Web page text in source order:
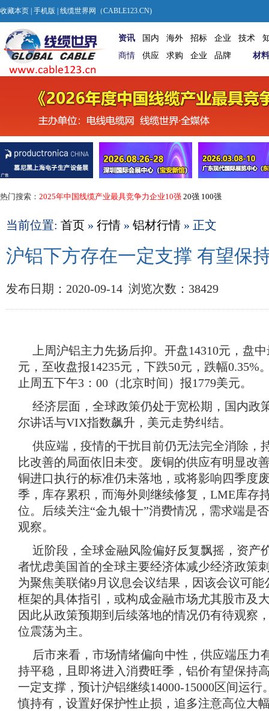
收藏本页 手机版 | 线缆世界网（CABLE123.CN)
资讯 国内 海外 招标 企业 技术
商情
供应 求购 企业 品牌 材料
热门搜索： 2025年中国线缆产业最具竞争力企业10强 20强 100强
当前位置: 首页 » 行情 » 铝材行情 » 正文
沪铝下方存在一定支撑 有望保
发布日期：2020-09-14 浏览次数： 38429
上周沪铝主力先扬后抑。开盘14310元，盘
元，至收盘报14235元，下跌50元，跌幅0.35%
止周五下午3 ： 00 （北京时间）报1779美元。
经济层面，全球政策仍处于宽松期，国内政
尔讲话与VIX指数飙升，美元走势纠结。
供应端，疫情的干扰目前仍无法完全消除，
比改善的局面依旧未变。废铜的供应有明显改
铜进口执行的标准仍未落地，或将影响四季度
季，库存累积，而海外则继续修复， LME库存
位。后续关注“金九银十”消费情况，需求端是
观察。
近阶段，全球金融风险偏好反复飘摇，资产
者忧虑美国首的全球主要经济体减少经济政策
为聚焦美联储9月议息会议结果，因该会议可
框架的具体指引，或构成金融市场尤其股市及
因此从政策预期到后续落地的情况仍有待观察
位震荡为主。
后市来看，市场情绪偏向中性，供应端压力
持平稳，且即将进入消费旺季，铝价有望保持
一定支撑，预计沪铝继续14000-15000区间运行
慎持有，设置好保护性止损，追多注意高位大